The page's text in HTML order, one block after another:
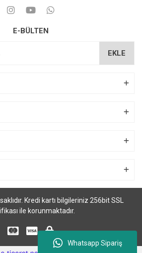
Whatsapp Sipariş
E-BÜLTEN
EKLE
Kredi kartı bilgileriniz 256bit SSL
ile korunmaktadır.